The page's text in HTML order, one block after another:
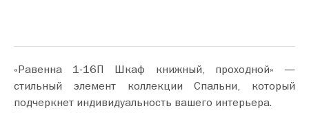
«Равенна 1-16П Шкаф книжный, проходной» —
стильный элемент коллекции Спальни, который
подчеркнет индивидуальность вашего интерьера.